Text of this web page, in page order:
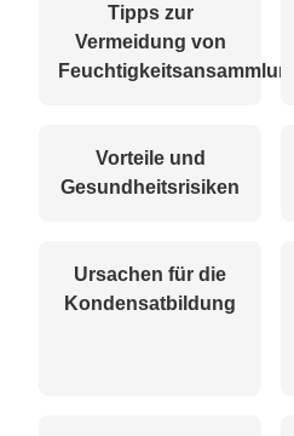
Tipps zur
Vermeidung von
Feuchtigkeitsansammlung
Vorteile und
Gesundheitsrisiken
Ursachen für die
Kondensatbildung